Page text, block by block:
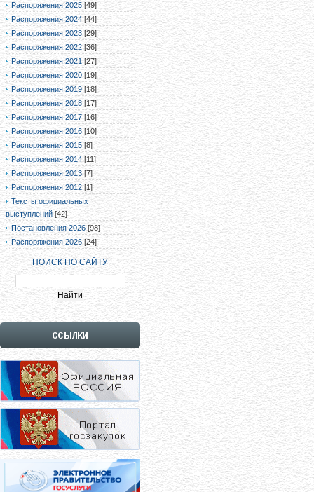
Распоряжения 2025 [49]
Распоряжения 2024 [44]
Распоряжения 2023 [29]
Распоряжения 2022 [36]
Распоряжения 2021 [27]
Распоряжения 2020 [19]
Распоряжения 2019 [18]
Распоряжения 2018 [17]
Распоряжения 2017 [16]
Распоряжения 2016 [10]
Распоряжения 2015 [8]
Распоряжения 2014 [11]
Распоряжения 2013 [7]
Распоряжения 2012 [1]
Тексты официальных
выступлений [42]
Постановления 2026 [98]
Распоряжения 2026 [24]
ПОИСК ПО САЙТУ